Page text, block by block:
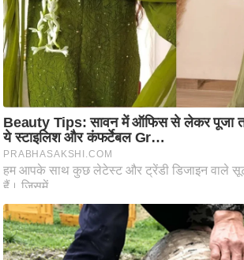
तृ
भू
मि
स्तं
भ
ए
म
.
आ
र
.
आ